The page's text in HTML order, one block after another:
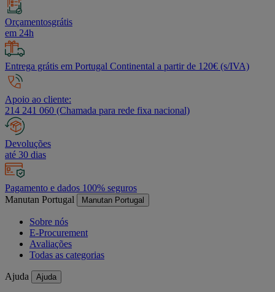
Orçamentosgrátis
em 24h
Entrega grátis em Portugal Continental a partir de 120€ (s/IVA)
Apoio ao cliente:
214 241 060 (Chamada para rede fixa nacional)
Devoluções
até 30 dias
Pagamento e dados 100% seguros
Manutan Portugal
Manutan Portugal
Sobre nós
E-Procurement
Avaliações
Todas as categorias
Ajuda Ajuda